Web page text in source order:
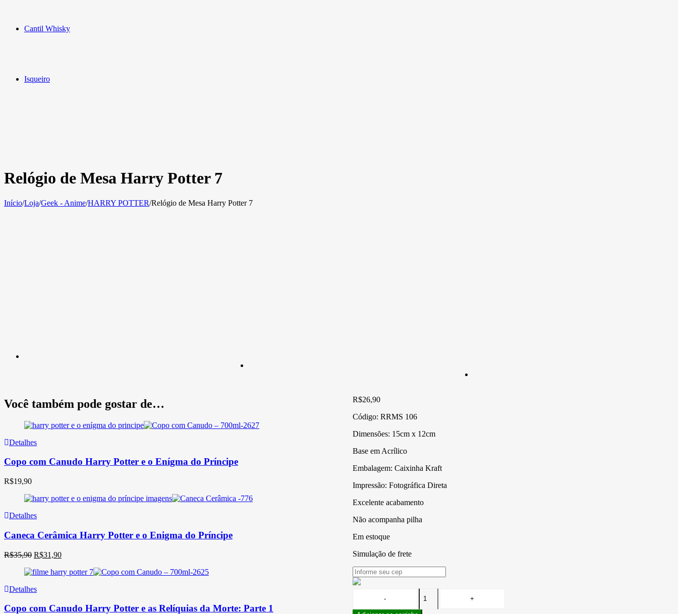
Cantil Whisky
Isqueiro
Relógio de Mesa Harry Potter 7
Início/Loja/Geek - Anime/HARRY POTTER/Relógio de Mesa Harry Potter 7
R$26,90
Código: RRMS 106
Dimensões: 15cm x 12cm
Base em Acrílico
Embalagem: Caixinha Kraft
Impressão: Fotográfica Direta
Excelente acabamento
Não acompanha pilha
Em estoque
Simulação de frete
Você também pode gostar de…
Detalhes
Copo com Canudo Harry Potter e o Enígma do Príncipe
R$19,90
Detalhes
Caneca Cerâmica Harry Potter e o Enigma do Príncipe
R$35,90 O
original
R$35,90.
R$31,90O
atual
Detalhes
Copo com Canudo Harry Potter e as Relíquias da Morte: Parte 1